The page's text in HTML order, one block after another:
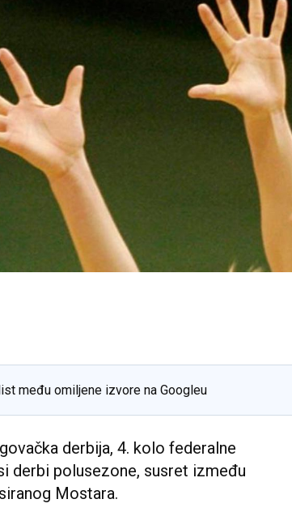
među omiljene izvore na Googleu
derbija, 4. kolo federalne
derbi polusezone, susret između
Mostara.